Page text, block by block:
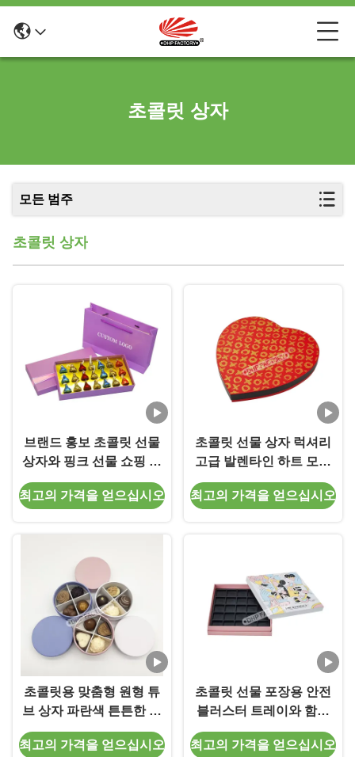
초콜릿 상자
모든 범주
초콜릿 상자
브랜드 홍보 초콜릿 선물
상자와 핑크 선물 쇼핑 가
방 페스티벌 선물
최고의 가격을 얻으십시오
초콜릿 선물 상자 럭셔리
고급 발렌타인 하트 모양
트러플 포장 (칸막이 포함)
최고의 가격을 얻으십시오
초콜릿용 맞춤형 원형 튜
브 상자 파란색 튼튼한 종
이 원통형 선물 상자 분리
대 포함
최고의 가격을 얻으십시오
초콜릿 선물 포장용 안전
블러스터 트레이와 함께
프리미엄 딱딱한 사각형
라프 상자
최고의 가격을 얻으십시오